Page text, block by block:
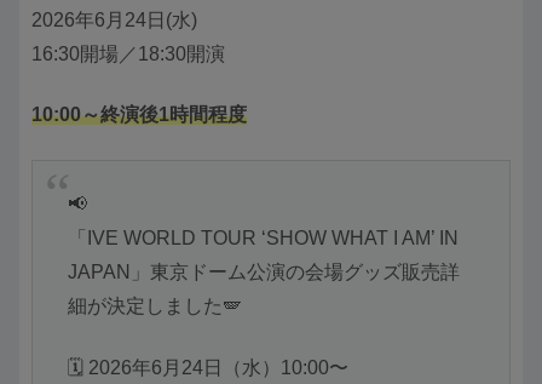
2026年6月24日(水)
16:30開場／18:30開演
10:00～終演後1時間程度
📢
「IVE WORLD TOUR ‘SHOW WHAT I AM’ IN
JAPAN」東京ドーム公演の会場グッズ販売詳
細が決定しました🪽
🗓 2026年6月24日（水）10:00〜